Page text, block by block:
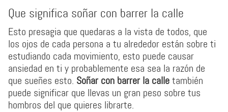
Que significa soñar con barrer la calle
Esto presagia que quedaras a la vista de todos, que
los ojos de cada persona a tu alrededor están sobre ti
estudiando cada movimiento, esto puede causar
ansiedad en ti y probablemente esa sea la razón de
que sueñes esto. Soñar con barrer la calletambién
puede significar que llevas un gran peso sobre tus
hombros del que quieres librarte.